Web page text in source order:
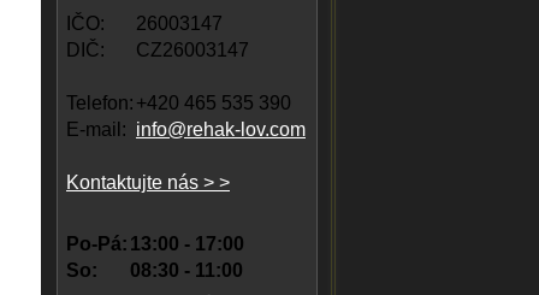
IČO:
26003147
DIČ:
CZ26003147
Telefon: +420 465 535 390
E-mail: info@rehak-lov.com
Kontaktujte nás > >
Po-Pá: 13:00 - 17:00
So:
08:30 - 11:00